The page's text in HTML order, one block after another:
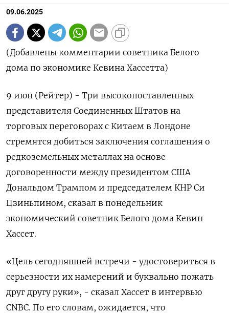
09.06.2025
(Добавлены комментарии советника Белого
дома по экономике Кевина Хассетта)
9 июн (Рейтер) - Три высокопоставленных
представителя Соединенных Штатов на
торговых переговорах с Китаем в Лондоне
стремятся добиться заключения соглашения о
редкоземельных металлах на основе
договоренности между президентом США
Дональдом Трампом и председателем КНР Си
Цзиньпином, сказал в понедельник
экономический советник Белого дома Кевин
Хассет.
«Цель сегодняшней встречи - удостовериться в
серьезности их намерений и буквально пожать
друг другу руки», - сказал Хассет в интервью
CNBC. По его словам, ожидается, что